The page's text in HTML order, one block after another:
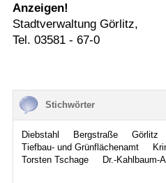
Anzeigen!
Stadtverwaltung Görlitz,
Tel. 03581 - 67-0
Stichwörter
Diebstahl Bergstraße Görlitz
Tiefbau- und Grünflächenamt
Torsten Tschage
Dr.-Kahlbaum-